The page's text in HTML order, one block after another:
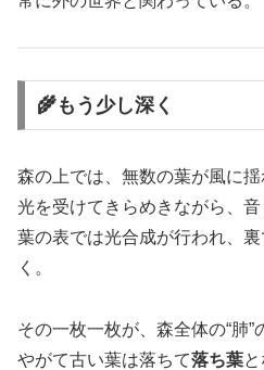
🌾もう少し深く
森の上では、無数の葉が風に揺
光を受けてきらめきながら、音
葉の表では光合成が行われ、
く。
その一枚一枚が、森全体の“肺”
やがて古い葉は落ちて落ち葉と